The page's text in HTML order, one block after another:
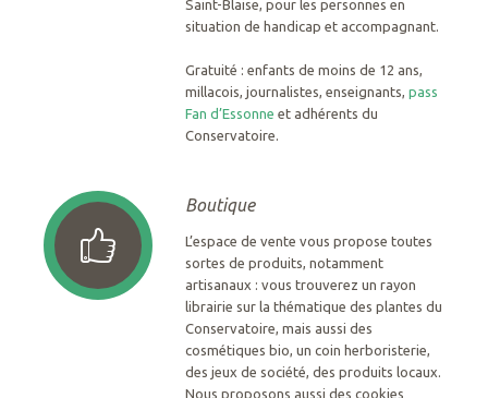
Saint-Blaise, pour les personnes en
situation de handicap et accompagnant.
Gratuité : enfants de moins de 12 ans,
millacois, journalistes, enseignants,pass
Fan d’Essonne et adhérents du
Conservatoire.
Boutique
L’espace de vente vous propose toutes
sortes de produits, notamment
artisanaux : vous trouverez un rayon
librairie sur la thématique des plantes du
Conservatoire, mais aussi des
cosmétiques bio, un coin herboristerie,
des jeux de société, des produits locaux.
Nous proposons aussi des cookies